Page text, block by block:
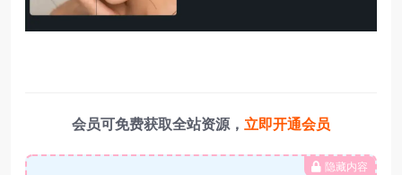
会员可免费获取全站资源， 立即开通会员
隐藏内容